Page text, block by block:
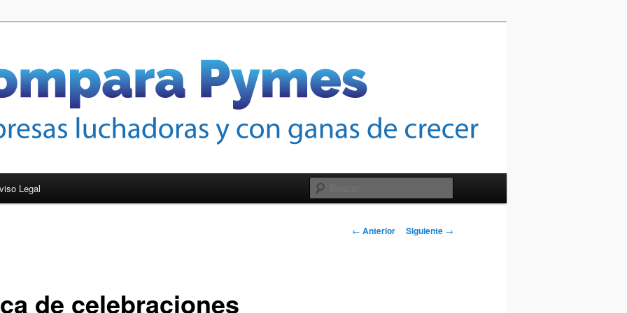
Legal
Navegación
← Anterior Siguiente →
de celebraciones